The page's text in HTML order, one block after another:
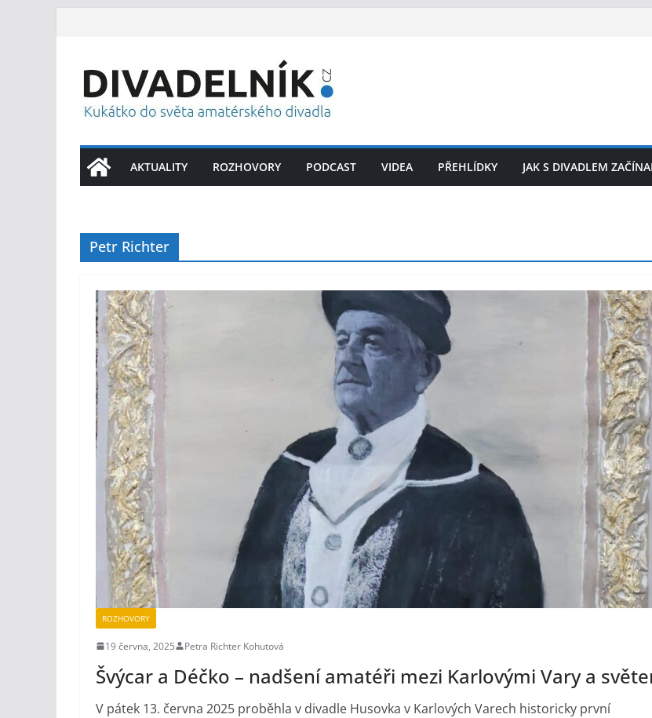
AKTUALITY ROZHOVORY PODCAST VIDEA PŘEHLÍDKY JAK S DIVADLEM
Petr Richter
ROZHOVORY
19 června, 2025 Petra Richter Kohutová
Švýcar a Déčko – nadšení amatéři mezi Karlovými Vary a
V pátek 13. června 2025 proběhla v divadle Husovka v Karlových Varech historicky první